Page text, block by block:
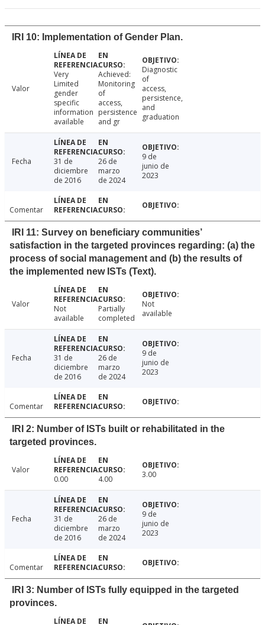
IRI 10: Implementation of Gender Plan.
Valor
Very
Limited
gender
specific
information
available
Achieved:
Monitoring
of
access,
persistence
and gr
Diagnostic
of
access,
persistence,
and
graduation
Fecha
31 de
diciembre
de 2016
26 de
marzo
de 2024
9 de
junio de
2023
Comentar
IRI 11: Survey on beneficiary communities’
satisfaction in the targeted provinces regarding: (a) the
process of social management and (b) the results of
the implemented new ISTs (Text).
Valor
Not
available
Partially
completed
Not
available
Fecha
31 de
diciembre
de 2016
26 de
marzo
de 2024
9 de
junio de
2023
Comentar
IRI 2: Number of ISTs built or rehabilitated in the
targeted provinces.
Valor
0.00
4.00 3.00
Fecha
31 de
diciembre
de 2016
26 de
marzo
de 2024
9 de
junio de
2023
Comentar
IRI 3: Number of ISTs fully equipped in the targeted
provinces.